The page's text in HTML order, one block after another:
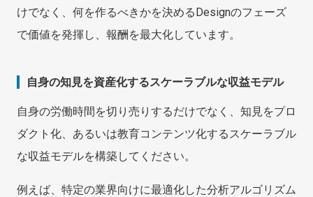
けでなく、何を作るべきかを決めるDesignのフェーズ
で価値を発揮し、報酬を最大化しています。
自身の知見を資産化するスケーラブルな収益モデル
自身の労働時間を切り売りするだけでなく、知見をプロ
ダクト化、あるいは教育コンテンツ化するスケーラブル
な収益モデルを構築してください。
例えば、特定の業界向けに最適化した分析アルゴリズム